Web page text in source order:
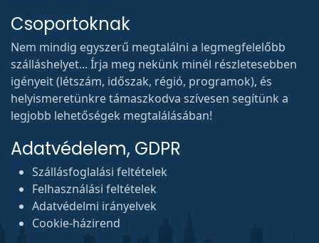
Csoportoknak
Nem mindig egyszerű megtalálni a legmegfelelőbb
szálláshelyet... Írja meg nekünk minél részletesebben
igényeit (létszám, időszak, régió, programok), és
helyismeretünkre támaszkodva szívesen segítünk a
legjobb lehetőségek megtalálásában!
Adatvédelem, GDPR
Szállásfoglalási feltételek
Felhasználási feltételek
Adatvédelmi irányelvek
Cookie-házirend